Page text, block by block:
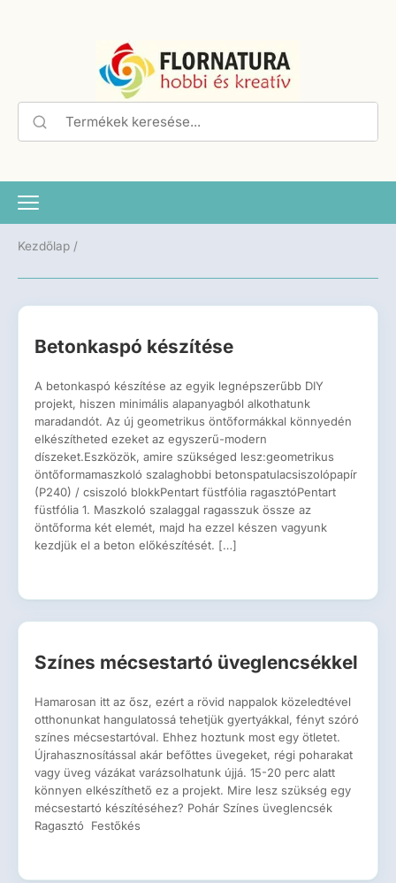
Kezdőlap /
Betonkaspó készítése
A betonkaspó készítése az egyik legnépszerűbb DIY
projekt, hiszen minimális alapanyagból alkothatunk
maradandót. Az új geometrikus öntőformákkal könnyedén
elkészítheted ezeket az egyszerű-modern
díszeket.Eszközök, amire szükséged lesz:geometrikus
öntőformamaszkoló szalaghobbi betonspatulacsiszolópapír
(P240) / csiszoló blokkPentart füstfólia ragasztóPentart
füstfólia 1. Maszkoló szalaggal ragasszuk össze az
öntőforma két elemét, majd ha ezzel készen vagyunk
kezdjük el a beton előkészítését. […]
Színes mécsestartó üveglencsékkel
Hamarosan itt az ősz, ezért a rövid nappalok közeledtével
otthonunkat hangulatossá tehetjük gyertyákkal, fényt szóró
színes mécsestartóval. Ehhez hoztunk most egy ötletet.
Újrahasznosítással akár befőttes üvegeket, régi poharakat
vagy üveg vázákat varázsolhatunk újjá. 15-20 perc alatt
könnyen elkészíthető ez a projekt. Mire lesz szükség egy
mécsestartó készítéséhez? Pohár Színes üveglencsék
Ragasztó Festőkés